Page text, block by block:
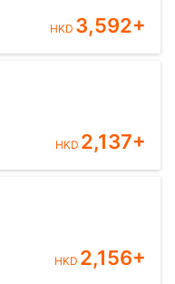
HKD 3,592+
HKD 2,137+
HKD 2,156+